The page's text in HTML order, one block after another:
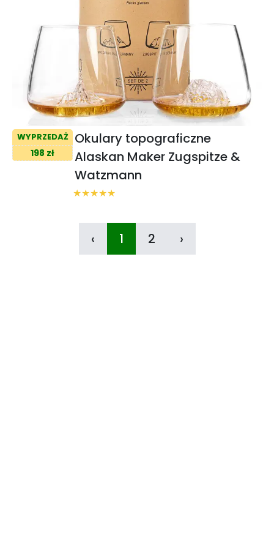
WYPRZEDAŻ
198 zł
Okulary topograficzne
Alaskan Maker Zugspitze &
Watzmann
‹ 1 2 ›